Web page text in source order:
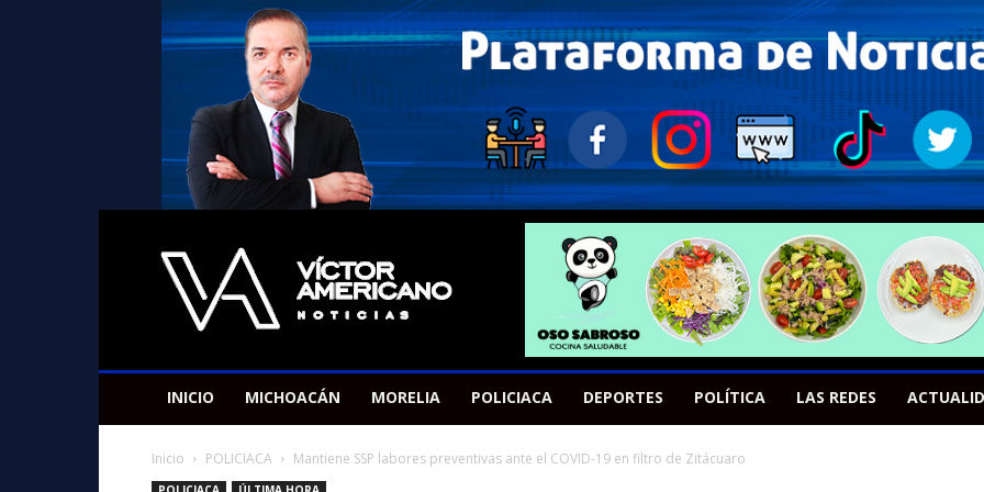
Americano
Victor
INICIO MICHOACÁN MORELIA POLICIACA DEPORTES POLÍTICA LAS REDES
Inicio POLICIACA Mantiene SSP labores preventivas ante el COVID-19 en filtro de Zitácuaro